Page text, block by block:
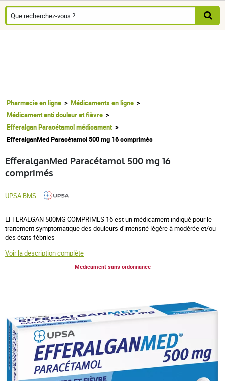
Pharmacie en ligne
Médicaments en ligne
Médicament anti douleur et fièvre
Efferalgan Paracétamol médicament
EfferalganMed Paracétamol 500 mg 16 comprimés
Medicament sans ordonnance
EfferalganMed Paracétamol 500 mg 16
comprimés
UPSA BMS
EFFERALGAN 500MG COMPRIMES 16 est un médicament indiqué pour le
traitement symptomatique des douleurs d'intensité légère à modérée et/ou
des états fébriles
Voir la description complète